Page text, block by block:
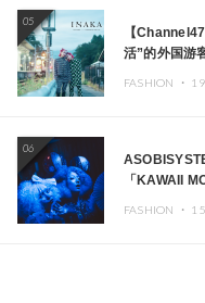
05
【
活”的外国游
FASHION ・
06
「KAWAII
FASHION ・